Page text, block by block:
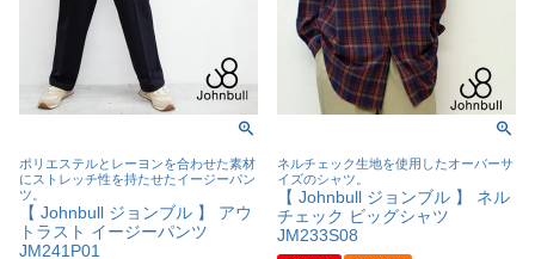
ポリエステルとレーヨンを合わせた素材
にストレッチ性を持たせたイージーパン
ツ。
【 Johnbull ジョンブル 】 アウ
トラスト イージーパンツ
JM241P01
ネルチェック生地を使用したオーバーサ
イズのシャツ。
【 Johnbull ジョンブル 】 ネル
チェック ビッグシャツ
JM233S08